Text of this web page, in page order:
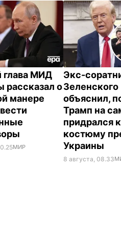
МИД
рассказал о
манере
МИР
Экс-
Зеленского
объяснил,
Трамп на
придрался к
костюму
Украины
8 августа, 08.33